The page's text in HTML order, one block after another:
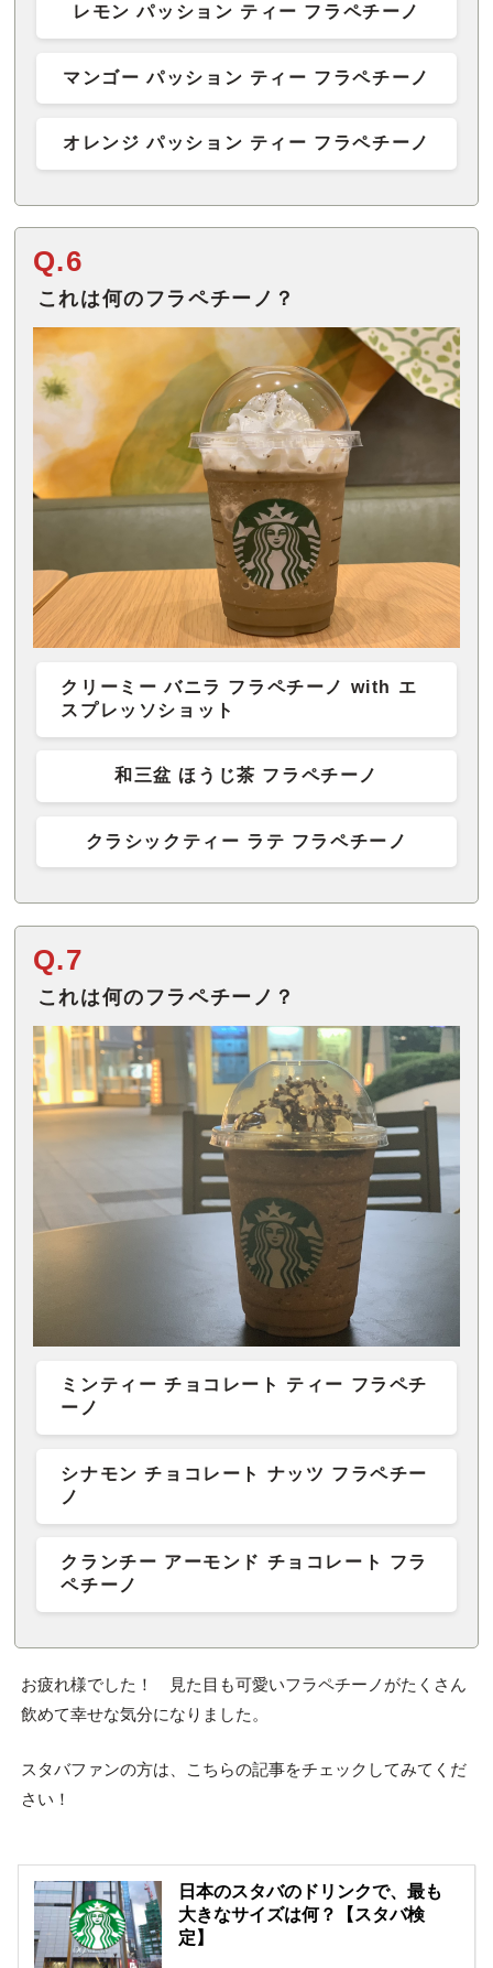
レモン パッション ティー フラペチーノ
マンゴー パッション ティー フラペチーノ
オレンジ パッション ティー フラペチーノ
Q.6
これは何のフラペチーノ？
クリーミー バニラ フラペチーノ with エ
スプレッソショット
和三盆 ほうじ茶 フラペチーノ
クラシックティー ラテ フラペチーノ
Q.7
これは何のフラペチーノ？
ミンティー チョコレート ティー フラペチ
ーノ
シナモン チョコレート ナッツ フラペチー
ノ
クランチー アーモンド チョコレート フラ
ペチーノ
お疲れ様でした！ 見た目も可愛いフラペチーノがたくさん
飲めて幸せな気分になりました。
スタバファンの方は、こちらの記事をチェックしてみてくだ
さい！
日本のスタバのドリンクで、最も
大きなサイズは何？【スタバ検
定】